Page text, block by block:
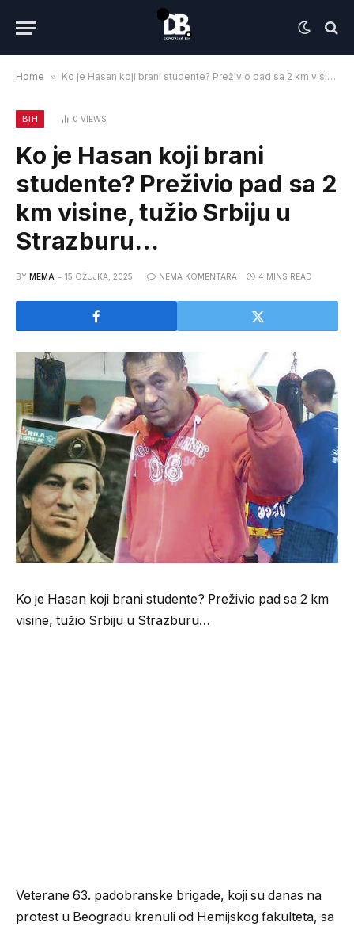
Home » Ko je Hasan koji brani studente? Preživio pad sa 2 km visine, tužio Srbiju u Strazburu…
BIH 0 VIEWS
Ko je Hasan koji brani
studente? Preživio pad sa 2
km visine, tužio Srbiju u
Strazburu…
BY MEMA 15 OŽUJKA, 2025 NEMA KOMENTARA 4 MINS READ
Ko je Hasan koji brani studente? Preživio pad sa 2 km
visine, tužio Srbiju u Strazburu…
Veterane 63. padobranske brigade, koji su danas na
protest u Beogradu krenuli od Hemijskog fakulteta, sa